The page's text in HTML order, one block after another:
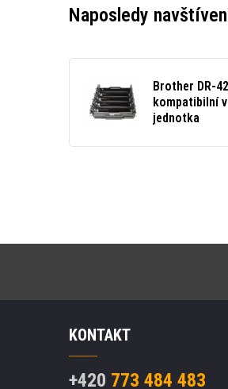
Naposledy
Brother DR-
kompatibilní
jednotka
KONTAKT
+420 773 484 483